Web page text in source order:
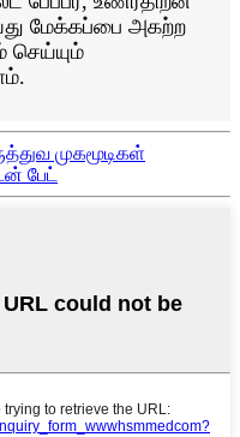
மேக்கப்பை அகற்ற
செய்யும்
முகமூடிகள்
பேட்